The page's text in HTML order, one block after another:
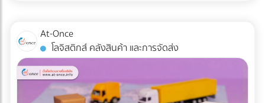
งาน ระบบระบายน้ำใต้ดิน (Subsurface Drainage): วางท่อเจาะรู
ใต้ดินเพื่อลดระดับน้ำใต้ดิน ป้องกันดินอ่อนตัว บ่อพักน้ำและปั๊ม
น้ำ (Retention Ponds & Pump Stations): สร้างบ่อพักน้ำ
ชั่วคราวในจุดที่ต่ำที่สุด และใช้ปั๊มน้ำบาดาลหรือเครื่องสูบน้ำขนาด
ใหญ่ สูบน้ำออกสู่แหล่งน้ำสาธารณะอย่างรวดเร็ว ผลลัพธ์ที่ได้
และเสียต้นทุน ในปี 2026 AI ตรวจสอบคุณภาพ และ Machine
Learning โรงงาน ได้เข้ามาปฏิวัติเครื่องตรวจจับสิ่งแปลกปลอม
ไปสู่ยุคใหม่ที่แม่นยำกว่าเดิมเพื่อแก้ปัญหา False Reject อย่าง
จริงจัง ซึ่งถือเป็นมาตรฐานใหม่ที่โรงงานอาหารในไทยต้องเริ่ม
ปรับตัวตามแนวทางสากลนี้ Machine Learning เปลี่ยนการ
At-Once
โลจิสติกส์ คลังสินค้า และการจัดส่ง